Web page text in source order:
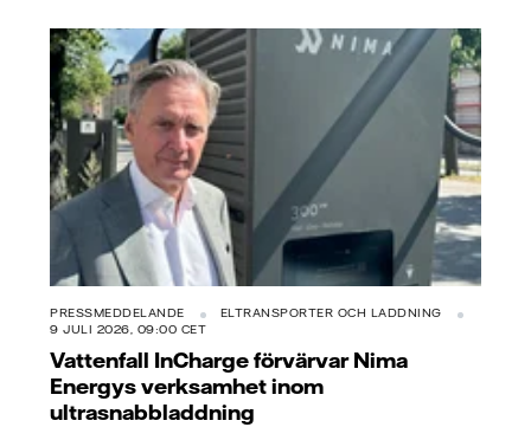
PRESSMEDDELANDE
ELTRANSPORTER OCH LADDNING
9 JULI 2026, 09:00 CET
Vattenfall InCharge förvärvar Nima
Energys verksamhet inom
ultrasnabbladdning